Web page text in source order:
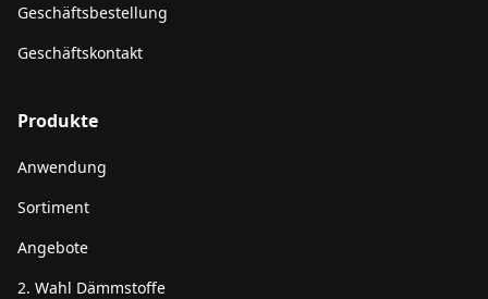
Geschäftsbestellung
Geschäftskontakt
Produkte
Anwendung
Sortiment
Angebote
2. Wahl Dämmstoffe